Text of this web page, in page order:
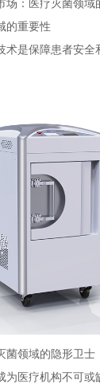
场：医疗灭菌领域
的重要性
术是保障患者安全
菌领域的隐形卫士
医疗机构不可或